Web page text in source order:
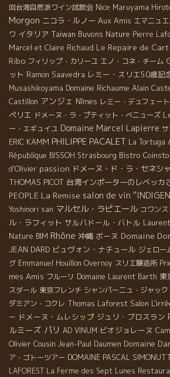
回台湾自然派ワイン試飲会 Nice Maruyama
Morgon ニコラ・ルノー Aux Amis エマニュ
ワ イタリア Taiwan Buvons Nature Pierre
Marcel et Claire Richaud Le Repaire de
Ribo フィリップ・カリーユ エノ・コネ・チーム
ット Ramon Saavedra レミー・スリエ50歳記
Musashikoyama Domaine Richaume Alain
Castillon アンジェ Nîmes レミー・デュフェー
ペリエ ドメーヌ・ラ・プティット・べニューズ
ー・エギュイユ Domaine Marcel Lapierre
ERIC KAMM PHILIPPE PACALET La Tortuga
République BISSOH Strasbourg Bistro
d'Olivier passion ドメーヌ・ド・ラ・セネシ
THOMAS PICOT 台湾インポーターのレベッカ
PEOPLE La Remise salon de vin
Yoshinori san マルセル・ラピエール コワン
ル・ラフィット サルバドール・バトル
Nature BIM Rhône 沖縄 ボーヌ Domaine
JEAN DARD ビュヴォン・ナチュール ジェロー
グ Emmanuel Houillon Overnoy スリエ醸造所
mes Amis フルーリ Domaine Laurent Barth 東
スダール 東京フレンチ シャンパーニュ・ジャッ
ダミアン・コクレ Thomas Laforest Salon
ー ドメーヌ・ムレシップ ジュリ・ブロスラン
ルミーズ パリ AD VINUM ビオジョレーヌ
Olivier Cousin Jean-Paul Daumen Domaine
ア・ゴトーツアー DOMAINE PASCAL
LAFOREST La Ferme des Sept Lunes